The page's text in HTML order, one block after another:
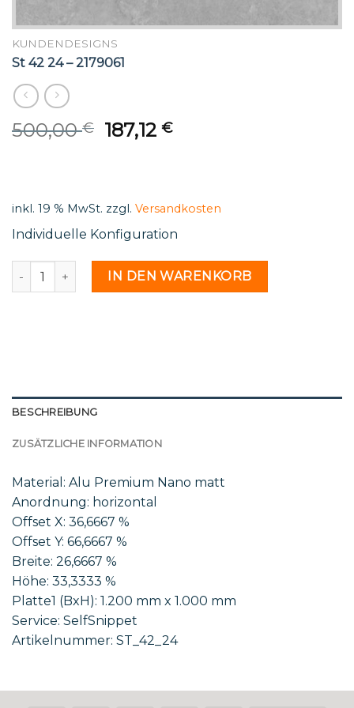
KUNDENDESIGNS
St 42 24 – 2179061
500,00€
Original
187,12€Current
inkl. 19 % MwSt. zzgl. Versandkosten
Individuelle Konfiguration
St 42 24 - 2179061 MengeIN DEN WARENKORB
BESCHREIBUNG
ZUSÄTZLICHE INFORMATION
Material: Alu Premium Nano matt
Anordnung: horizontal
Offset X: 36,6667 %
Offset Y: 66,6667 %
Breite: 26,6667 %
Höhe: 33,3333 %
Platte1 (BxH): 1.200 mm x 1.000 mm
Service: SelfSnippet
Artikelnummer: ST_42_24